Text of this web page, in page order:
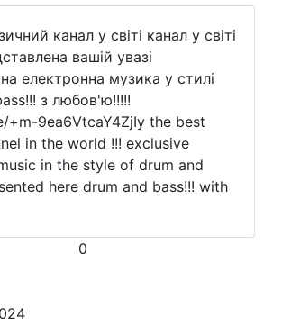
канал у світі канал у світі
вашій увазі
електронна музика у стилі
з любов'ю!!!!!
+m-9ea6VtcaY4ZjIy the best
in the world !!! exclusive
in the style of drum and
here drum and bass!!! with
0